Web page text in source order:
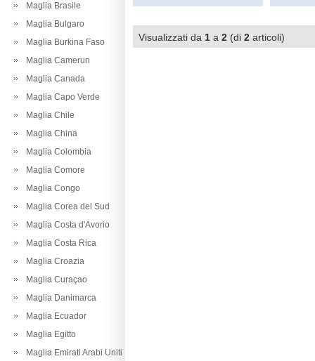
Maglia Brasile
Maglia Bulgaro
Maglia Burkina Faso
Maglia Camerun
Maglia Canada
Maglia Capo Verde
Maglia Chile
Maglia China
Maglia Colombia
Maglia Comore
Maglia Congo
Maglia Corea del Sud
Maglia Costa d'Avorio
Maglia Costa Rica
Maglia Croazia
Maglia Curaçao
Maglia Danimarca
Maglia Ecuador
Maglia Egitto
Maglia Emirati Arabi Uniti
Visualizzati da 1 a 2 (di 2 articoli)